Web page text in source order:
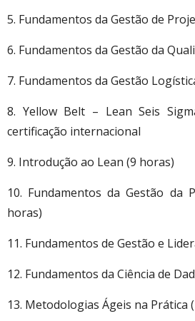
5. Fundamentos da Gestão de
6. Fundamentos da Gestão da
7. Fundamentos da Gestão
8. Yellow Belt – Lean Seis
certificação internacional
9. Introdução ao Lean (9 horas)
10. Fundamentos da Gestão da
horas)
11. Fundamentos de Gestão e
12. Fundamentos da Ciência de
13. Metodologias Ágeis na Prática